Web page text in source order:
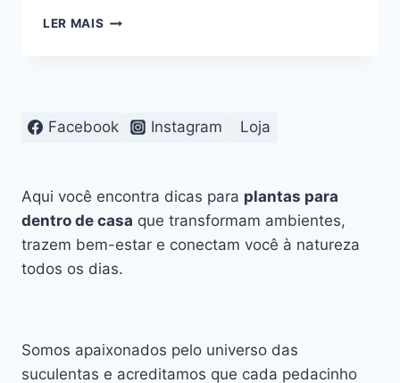
LER MAIS ERROS
CASA
Facebook Instagram Loja
Aqui você encontra dicas para plantas para
dentro de casa que transformam ambientes,
trazem bem-estar e conectam você à natureza
todos os dias.
Somos apaixonados pelo universo das
suculentas e acreditamos que cada pedacinho